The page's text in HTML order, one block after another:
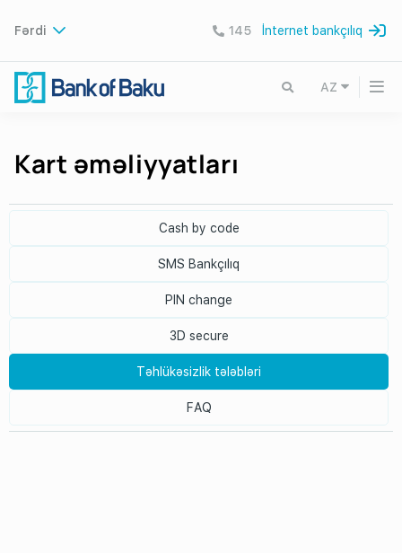
Fərdi 145 İnternet bankçılıq
AZ
Kart əməliyyatları
Cash by code
SMS Bankçılıq
PIN change
3D secure
Təhlükəsizlik tələbləri
FAQ